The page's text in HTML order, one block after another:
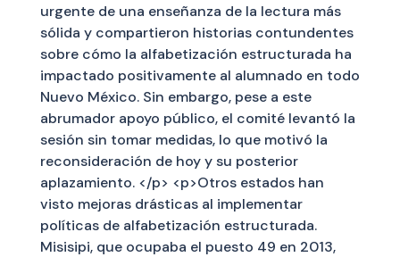
urgente de una enseñanza de la lectura más
sólida y compartieron historias contundentes
sobre cómo la alfabetización estructurada ha
impactado positivamente al alumnado en todo
Nuevo México. Sin embargo, pese a este
abrumador apoyo público, el comité levantó la
sesión sin tomar medidas, lo que motivó la
reconsideración de hoy y su posterior
aplazamiento. </p> <p>Otros estados han
visto mejoras drásticas al implementar
políticas de alfabetización estructurada.
Misisipi, que ocupaba el puesto 49 en 2013,